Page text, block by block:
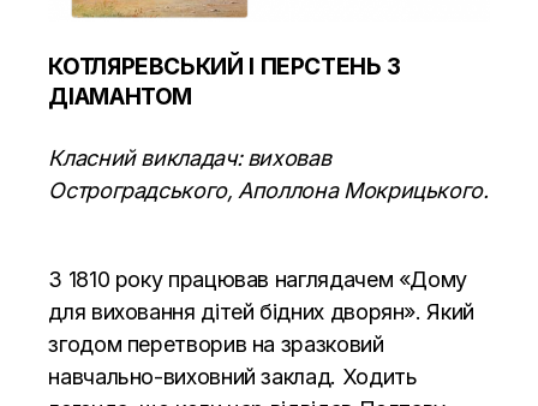
КОТЛЯРЕВСЬКИЙ І ПЕРСТЕНЬ З
ДІАМАНТОМ
Класний викладач: виховав
Остроградського, Аполлона Мокрицького.
З 1810 року працював наглядачем «Дому
для виховання дітей бідних дворян». Який
згодом перетворив на зразковий
навчально-виховний заклад. Ходить